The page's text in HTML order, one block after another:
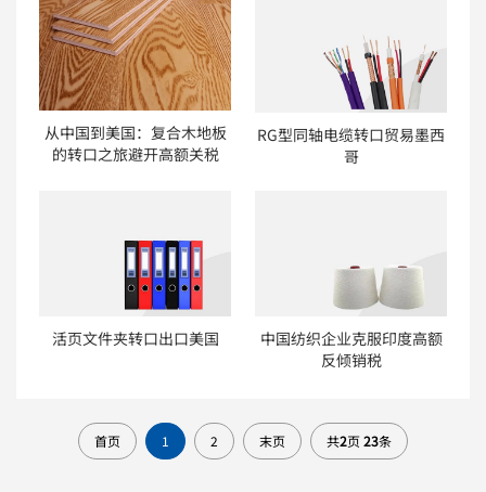
从中国到美国：复合木地板
的转口之旅避开高额关税
RG型同轴电缆转口贸易墨西
哥
活页文件夹转口出口美国
中国纺织企业克服印度高额
反倾销税
首页 1 2 末页 共2页 23条